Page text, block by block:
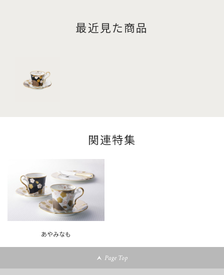
最近見た商品
関連特集
あやみなも
Page Top